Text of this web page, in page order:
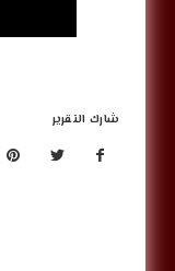
شارك التقرير